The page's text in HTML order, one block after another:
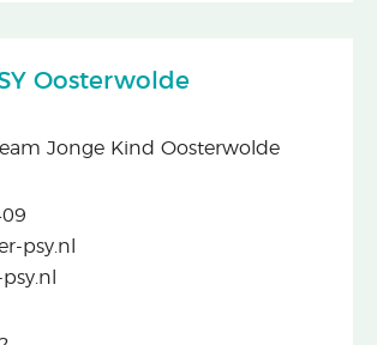
Oosterwolde
Jonge Kind Oosterwolde
psy.nl